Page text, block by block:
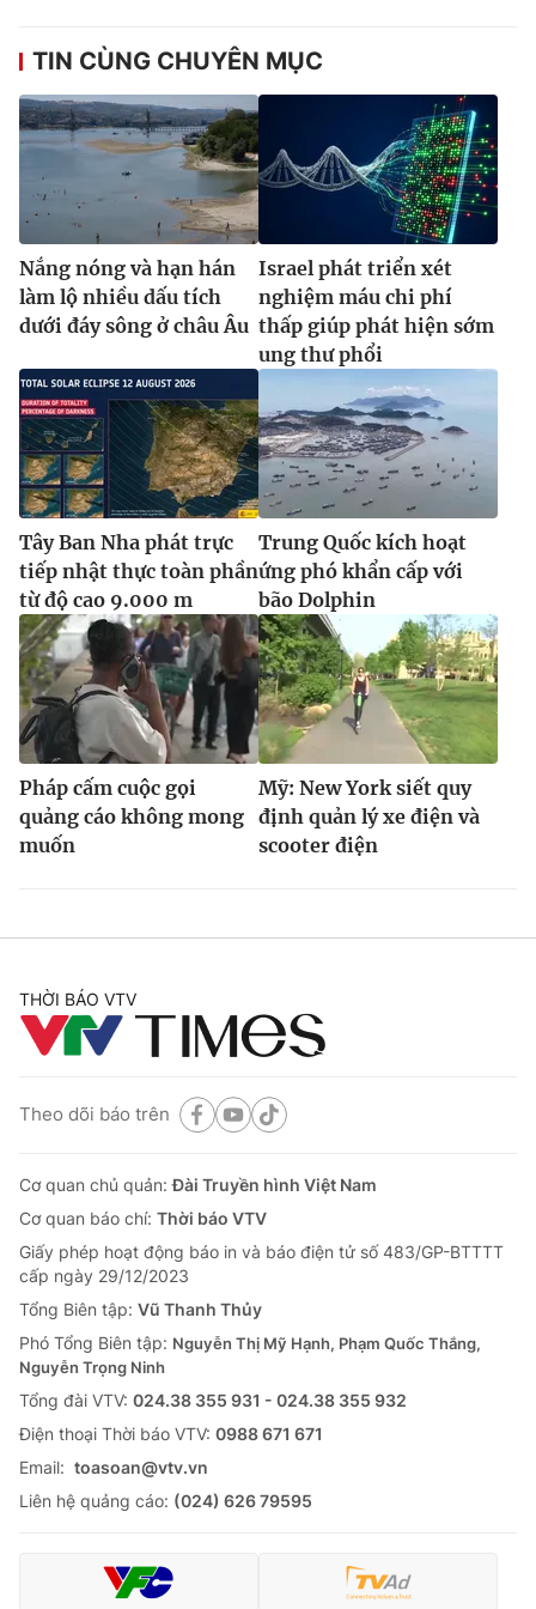
toasoan@vtv.vn
024-7300.7108
® Cấm sao chép dưới mọi hình thức nếu không có sự chấp
thuận bằng văn bản. Ghi rõ nguồn VTV.vn khi phát hành lại
thông tin từ website này.
TIN CÙNG CHUYÊN MỤC
Nắng nóng và hạn hán
làm lộ nhiều dấu tích
dưới đáy sông ở châu Âu
Israel phát triển xét
nghiệm máu chi phí
thấp giúp phát hiện sớm
ung thư phổi
Tây Ban Nha phát trực
tiếp nhật thực toàn phần
từ độ cao 9.000 m
Trung Quốc kích hoạt
ứng phó khẩn cấp với
bão Dolphin
Pháp cấm cuộc gọi
quảng cáo không mong
muốn
Mỹ: New York siết quy
định quản lý xe điện và
scooter điện
THỜI BÁO VTV
Theo dõi báo trên
Cơ quan chủ quản:Đài Truyền hình Việt Nam
Cơ quan báo chí: Thời báo VTV
Giấy phép hoạt động báo in và báo điện tử số 483/GP-BTTTT
cấp ngày 29/12/2023
Tổng Biên tập: Vũ Thanh Thủy
Phó Tổng Biên tập: Nguyễn Thị Mỹ Hạnh, Phạm Quốc Thắng,
Nguyễn Trọng Ninh
Tổng đài VTV: 024.38 355 931 - 024.38 355 932
Ðiện thoại Thời báo VTV: 0988 671 671
Email: toasoan@vtv.vn
Liên hệ quảng cáo: (024) 626 79595